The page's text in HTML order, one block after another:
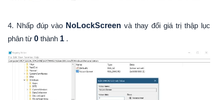
4. Nhấp đúp vào NoLockScreen và thay đổi giá trị thập lục
phân từ 0 thành 1 .